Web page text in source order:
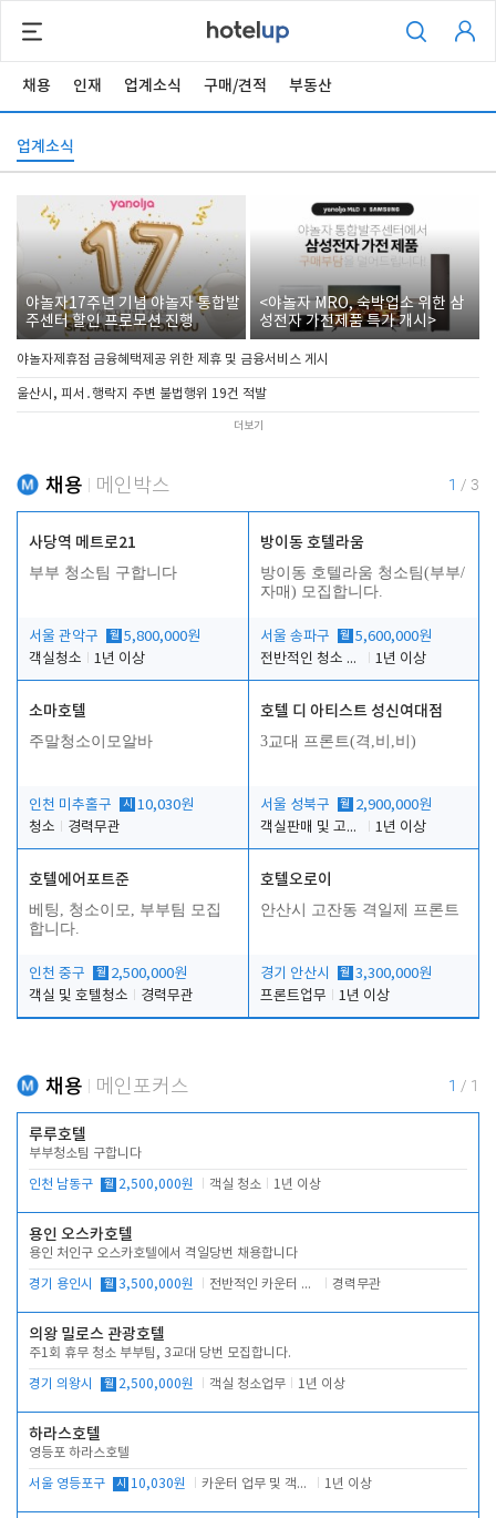
채용 인재 업계소식 구매/견적 부동산
업계소식
야놀자17주년 기념 야놀자 통합발
주센터 할인 프로모션 진행
<야놀자 MRO, 숙박업소 위한 삼
성전자 가전제품 특가 개시>
야놀자제휴점 금융혜택제공 위한 제휴 및 금융서비스 게시
울산시, 피서․행락지 주변 불법행위 19건 적발
더보기
채용 메인박스 1 / 3
사당역 메트로21
부부 청소팀 구합니다
서울 관악구 월 5,800,000원
객실청소
1년 이상
방이동 호텔라움
방이동 호텔라움 청소팀(부부/
자매) 모집합니다.
서울 송파구 월 5,600,000원
전반적인 청소 업무(객실청소.객실정리)
1년 이상
소마호텔
주말청소이모알바
인천 미추홀구 시 10,030원
청소
경력무관
호텔 디 아티스트 성신여대점
3교대 프론트(격,비,비)
서울 성북구 월 2,900,000원
객실판매 및 고객응대
1년 이상
호텔에어포트준
베팅, 청소이모, 부부팀 모집
합니다.
인천 중구 월 2,500,000원
객실 및 호텔청소
경력무관
호텔오로이
안산시 고잔동 격일제 프론트
경기 안산시 월 3,300,000원
프론트업무
1년 이상
채용 메인포커스 1 / 1
루루호텔
부부청소팀 구합니다
인천 남동구 월 2,500,000원 객실 청소 1년 이상
용인 오스카호텔
용인 처인구 오스카호텔에서 격일당번 채용합니다
경기 용인시 월 3,500,000원 전반적인 카운터 업무 경력무관
의왕 밀로스 관광호텔
주1회 휴무 청소 부부팀, 3교대 당번 모집합니다.
경기 의왕시 월 2,500,000원 객실 청소업무 1년 이상
하라스호텔
영등포 하라스호텔
서울 영등포구 시 10,030원 카운터 업무 및 객실관리(청소상태 확인, 객실판매) 1년 이상